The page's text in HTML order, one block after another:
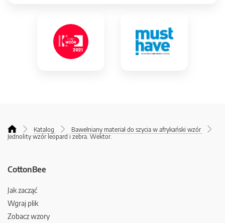
Katalog
Bawełniany materiał do szycia w afrykański wzór
Jednolity wzór leopard i zebra. Wektor.
CottonBee
Jak zacząć
Wgraj plik
Zobacz wzory